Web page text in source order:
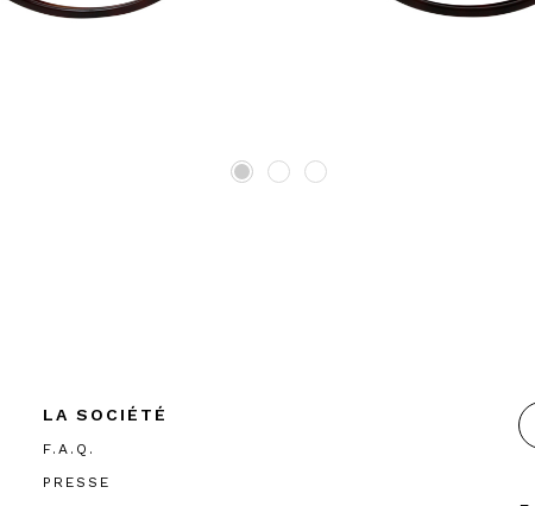
LA SOCIÉTÉ
F.A.Q.
PRESSE